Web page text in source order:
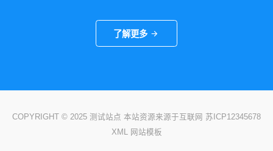
了解更多
COPYRIGHT © 2025 测试站点 本站资源来源于互联网 苏ICP12345678
XML
网站模板